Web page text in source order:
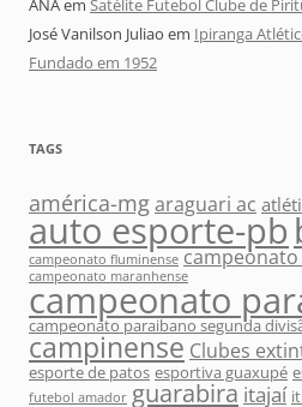
ANAem Satélite Futebol Clube de
José Vanilson Juliao em Ipiranga
Fundado em 1952
TAGS
américa-mgaraguari ac
auto esporte-pb
campeonato fluminense
campeonato maranhense
campeonato
campeonato paraibano segunda
campinense Clubes
esporte de patos esportiva guaxupé
futebol amador guarabira itajaí